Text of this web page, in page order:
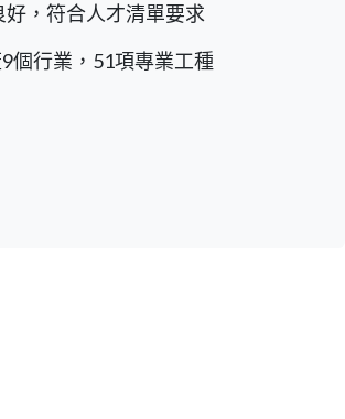
，符合人才清單要求
個行業，51項專業工種